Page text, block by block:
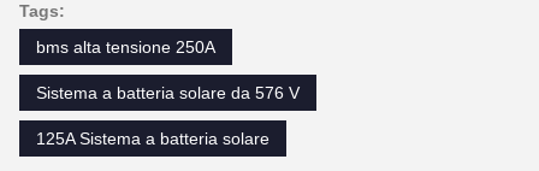
Tags:
bms alta tensione 250A
Sistema a batteria solare da 576 V
125A Sistema a batteria solare